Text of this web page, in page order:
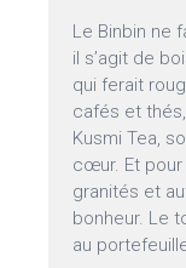
Le Binbin ne
il s’agit de
qui ferait
cafés et
Kusmi Tea,
cœur. Et pour
granités et
bonheur. Le
au